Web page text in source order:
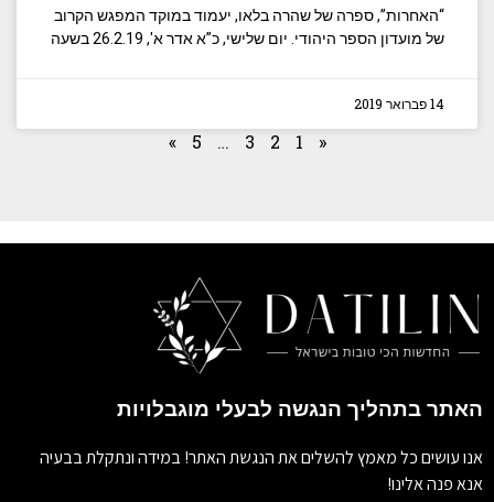
“האחרות”, ספרה של שהרה בלאו, יעמוד במוקד המפגש הקרוב
של מועדון הספר היהודי. יום שלישי, כ”א אדר א', 26.2.19 בשעה
14 פברואר 2019
«
1
2
3
…
5
»
האתר בתהליך הנגשה לבעלי מוגבלויות
אנו עושים כל מאמץ להשלים את הנגשת האתר! במידה ונתקלת בבעיה
אנא פנה אלינו!